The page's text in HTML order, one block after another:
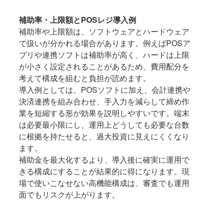
補助率・上限額とPOSレジ導入例
補助率や上限額は、ソフトウェアとハードウェア
で扱いが分かれる場合があります。例えばPOSア
プリや連携ソフトは補助率が高く、ハードは上限
が小さく設定されることがあるため、費用配分を
考えて構成を組むと負担が読めます。
導入例としては、POSソフトに加え、会計連携や
決済連携を組み合わせ、手入力を減らして締め作
業を短縮する形が効果を説明しやすいです。端末
は必要最小限にし、運用上どうしても必要な台数
に根拠を持たせると、過大投資に見えにくくなり
ます。
補助金を最大化するより、導入後に確実に運用で
きる構成にすることが結果的に得になります。現
場で使いこなせない高機能構成は、審査でも運用
面でもリスクが上がります。